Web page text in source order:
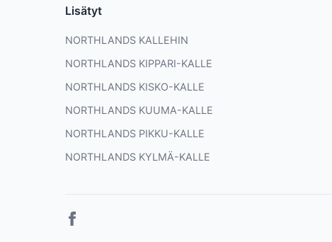
Lisätyt
NORTHLANDS KALLEHIN
NORTHLANDS KIPPARI-KALLE
NORTHLANDS KISKO-KALLE
NORTHLANDS KUUMA-KALLE
NORTHLANDS PIKKU-KALLE
NORTHLANDS KYLMÄ-KALLE